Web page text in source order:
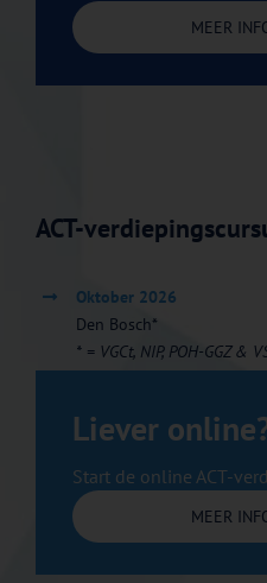
MEER
ACT-
Oktober 2026
Den Bosch*
* = VGCt, NIP, POH-GGZ &
Liever
Start de online ACT-
MEER